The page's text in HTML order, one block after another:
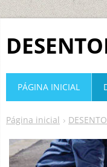
Página inicial
PÁGINA INICIAL